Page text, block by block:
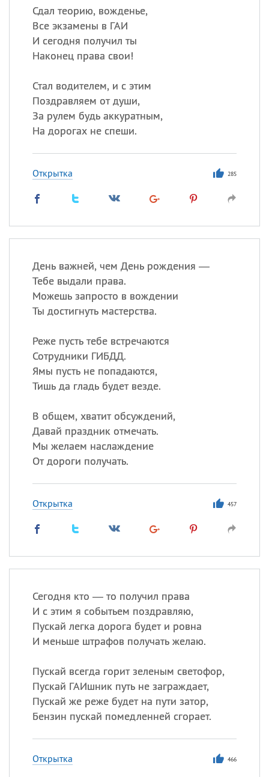
Сдал теорию, вожденье,
Все экзамены в ГАИ
И сегодня получил ты
Наконец права свои!
Стал водителем, и с этим
Поздравляем от души,
За рулем будь аккуратным,
На дорогах не спеши.
Открытка 285
День важней, чем День рождения —
Тебе выдали права.
Можешь запросто в вождении
Ты достигнуть мастерства.
Реже пусть тебе встречаются
Сотрудники ГИБДД.
Ямы пусть не попадаются,
Тишь да гладь будет везде.
В общем, хватит обсуждений,
Давай праздник отмечать.
Мы желаем наслаждение
От дороги получать.
Открытка 457
Сегодня кто — то получил права
И с этим я событьем поздравляю,
Пускай легка дорога будет и ровна
И меньше штрафов получать желаю.
Пускай всегда горит зеленым светофор,
Пускай ГАИшник путь не заграждает,
Пускай же реже будет на пути затор,
Бензин пускай помедленней сгорает.
Открытка 466